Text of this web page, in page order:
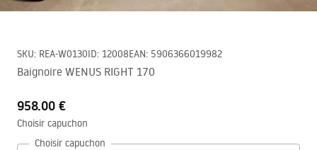
SKU: REA-W0130ID: 12008EAN: 5906366019982
Baignoire WENUS RIGHT 170
958.00 €
Choisir capuchon
Choisir capuchon